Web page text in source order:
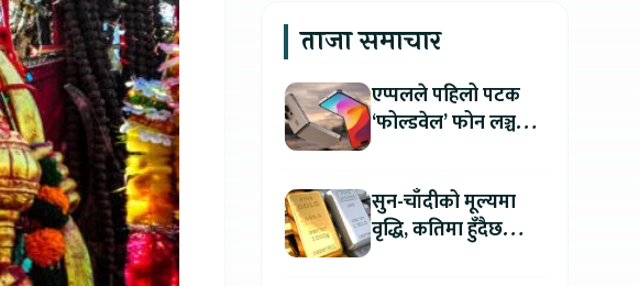
ताजा समाचार
एप्पलले पहिलो पटक
‘फोल्डवेल’ फोन लञ्च
सुन-चाँदीको मूल्यमा
वृद्धि, कतिमा हुँदैछ